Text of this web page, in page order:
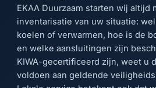
EKAA Duurzaam starten wij altijd
inventarisatie van uw situatie:
koelen of verwarmen, hoe is de
en welke aansluitingen zijn
KIWA-gecertificeerd zijn, weet u
voldoen aan geldende